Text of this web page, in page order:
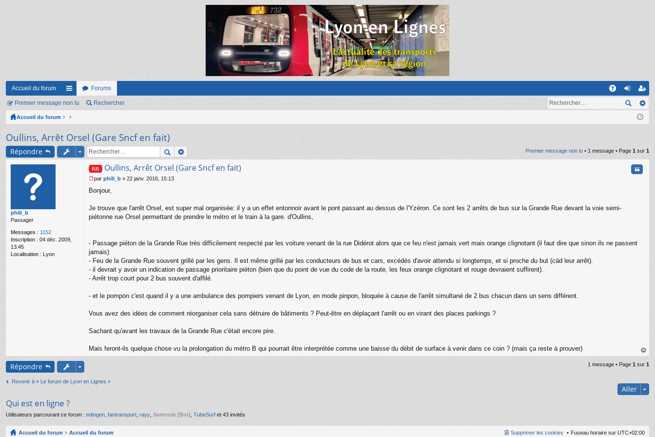
Accueil du forum
ac
co
ci
s
Forums
on ns
cri
Premier message non lu Rechercher
Accueil du forum
Oullins, Arrêt Orsel (Gare Sncf en fait)
Répondre Premier message non lu • 1 message • Page 1 sur 1
phili_b
Passager
Messages : 1152
Inscription : 04 déc. 2009,
13:45
Localisation : Lyon
Oullins, Arrêt Orsel (Gare Sncf en fait)
e
s
a
g
o
n
l
par phili_b » 22 janv. 2016, 15:13
Bonjour,
Je trouve que l'arrêt Orsel, est super mal organisée: il y a un effet entonnoir avant le pont passant au dessus de l'Yzéron. Ce sont les 2 arrêts de bus sur la Grande Rue devant la voie semi-
piétonne rue Orsel permettant de prendre le métro et le train à la gare. d'Oullins,
- Passage piéton de la Grande Rue très difficilement respecté par les voiture venant de la rue Didérot alors que ce feu n'est jamais vert mais orange clignotant (il faut dire que sinon ils ne passent
jamais)
- Feu de la Grande Rue souvent grillé par les gens. Il est même grillé par les conducteurs de bus et cars, excédés d'avoir attendu si longtemps, et si proche du but (càd leur arrêt).
- il devrait y avoir un indication de passage prioritaire piéton (bien que du point de vue du code de la route, les feux orange clignotant et rouge devraient suffirent).
- Arrêt trop court pour 2 bus souvent d'affilé.
- et le pompon c'est quand il y a une ambulance des pompiers venant de Lyon, en mode pinpon, bloquée à cause de l'arrêt simultané de 2 bus chacun dans un sens différent.
Vous avez des idées de comment réorganiser cela sans détruire de bâtiments ? Peut-être en déplaçant l'arrêt ou en virant des places parkings ?
Sachant qu'avant les travaux de la Grande Rue c'était encore pire.
Mais feront-ils quelque chose vu la prolongation du métro B qui pourrait être interprétée comme une baisse du débit de surface à venir dans ce coin ? (mais ça reste à prouver)
au
t
Répondre 1 message • Page 1 sur 1
Revenir à « Le forum de Lyon en Lignes »
Aller
Qui est en ligne ?
Utilisateurs parcourant ce forum : edingen fantransport rayy Semrush [Bot] TubeSurf et 43 invités
Accueil du forum Accueil du forum Fuseau horaire sur UTC+02:00
Supprimer les cookies